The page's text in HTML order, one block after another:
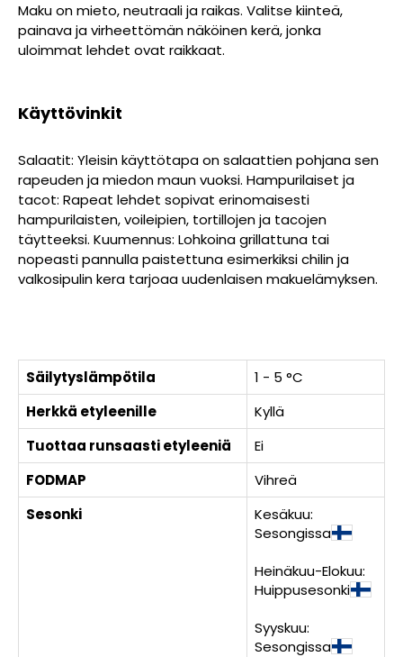
Maku on mieto, neutraali ja raikas. Valitse kiinteä,
painava ja virheettömän näköinen kerä, jonka
uloimmat lehdet ovat raikkaat.
Käyttövinkit
Salaatit: Yleisin käyttötapa on salaattien pohjana sen
rapeuden ja miedon maun vuoksi. Hampurilaiset ja
tacot: Rapeat lehdet sopivat erinomaisesti
hampurilaisten, voileipien, tortillojen ja tacojen
täytteeksi. Kuumennus: Lohkoina grillattuna tai
nopeasti pannulla paistettuna esimerkiksi chilin ja
valkosipulin kera tarjoaa uudenlaisen makuelämyksen.
Säilytyslämpötila
1 - 5 °C
Herkkä etyleenille
Kyllä
Tuottaa runsaasti etyleeniä
Ei
FODMAP
Vihreä
Sesonki
Kesäkuu:
Sesongissa
Heinäkuu-Elokuu:
Huippusesonki
Syyskuu:
Sesongissa